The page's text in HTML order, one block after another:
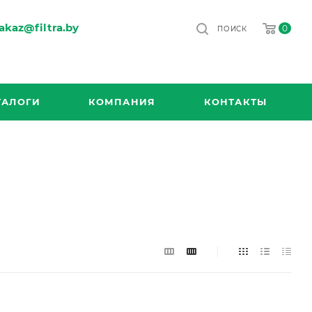
0
ПОИСК
КОМПАНИЯ КОНТАКТЫ